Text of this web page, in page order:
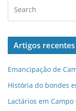
Artigos recentes
Emancipação de
História do bondes
Lactários em Campo